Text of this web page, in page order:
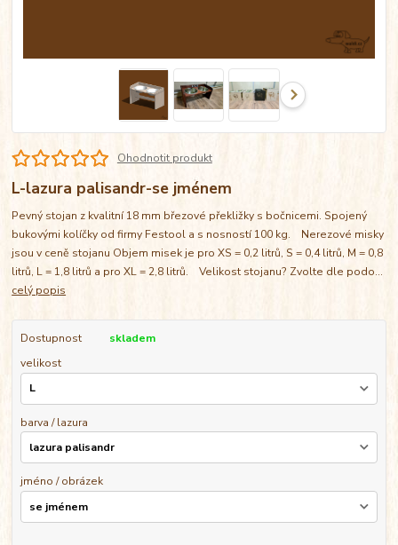
Ohodnotit produkt
L-lazura palisandr-se jménem
Pevný stojan z kvalitní 18 mm březové překližky s bočnicemi. Spojený
bukovými kolíčky od firmy Festool a s nosností 100 kg. Nerezové misky
jsou v ceně stojanu Objem misek je pro XS = 0,2 litrů, S = 0,4 litrů, M = 0,8
litrů, L = 1,8 litrů a pro XL = 2,8 litrů. Velikost stojanu? Zvolte dle podo...
celý popis
Dostupnost
skladem
velikost
barva / lazura
jméno / obrázek